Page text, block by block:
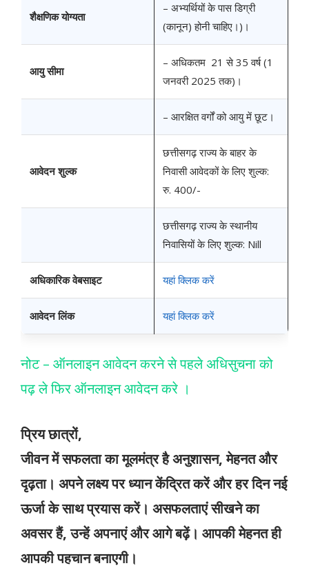
शैक्षणिक योग्यता
– अभ्यर्थियों के पास डिग्री
(कानून) होनी चाहिए।)।
आयु सीमा
– अधिकतम 21 से 35 वर्ष (1
जनवरी 2025 तक)।
– आरक्षित वर्गों को आयु में छूट।
आवेदन शुल्क
छत्तीसगढ़ राज्य के बाहर के
निवासी आवेदकों के लिए शुल्क:
रु. 400/-
छत्तीसगढ़ राज्य के स्थानीय
निवासियों के लिए शुल्क: Nill
अधिकारिक वेबसाइट यहां क्लिक करें
आवेदन लिंक यहां क्लिक करें
नोट – ऑनलाइन आवेदन करने से पहले अधिसुचना को
पढ़ ले फिर ऑनलाइन आवेदन करे ।
प्रिय छात्रों,
जीवन में सफलता का मूलमंत्र है अनुशासन, मेहनत और
दृढ़ता। अपने लक्ष्य पर ध्यान केंद्रित करें और हर दिन नई
ऊर्जा के साथ प्रयास करें। असफलताएं सीखने का
अवसर हैं, उन्हें अपनाएं और आगे बढ़ें। आपकी मेहनत ही
आपकी पहचान बनाएगी।